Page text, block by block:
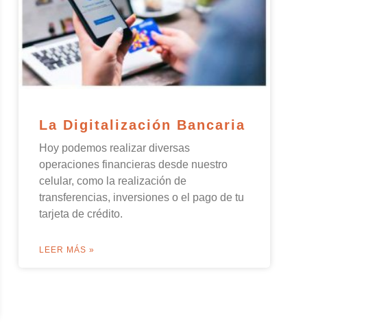
La Digitalización Bancaria
Hoy podemos realizar diversas
operaciones financieras desde nuestro
celular, como la realización de
transferencias, inversiones o el pago de tu
tarjeta de crédito.
LEER MÁS »